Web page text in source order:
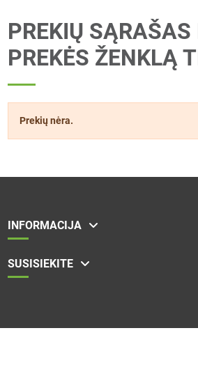
PREKIŲ SĄRAŠAS
PREKĖS ŽENKLĄ
Prekių nėra.
INFORMACIJA
SUSISIEKITE